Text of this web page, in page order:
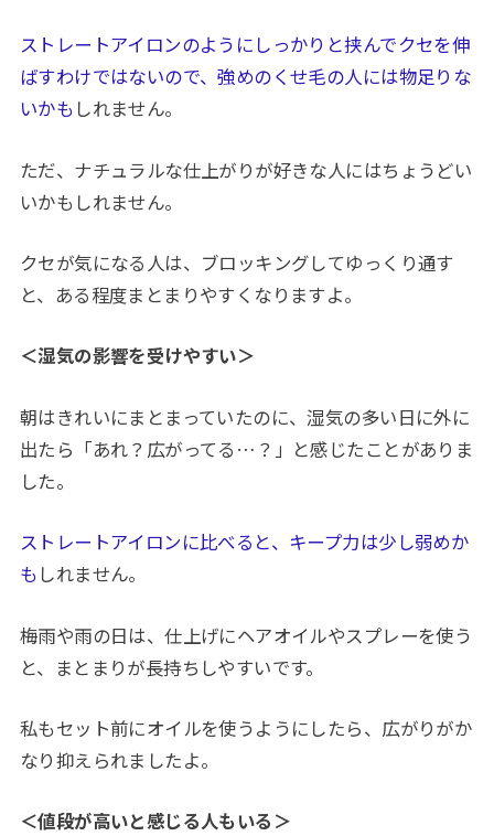
ストレートアイロンのようにしっかりと挟んでクセを伸
ばすわけではないので、強めのくせ毛の人には物足りな
いかも しれません。
ただ、ナチュラルな仕上がりが好きな人にはちょうどい
いかもしれません。
クセが気になる人は、ブロッキングしてゆっくり通す
と、ある程度まとまりやすくなりますよ。
＜湿気の影響を受けやすい＞
朝はきれいにまとまっていたのに、湿気の多い日に外に
出たら「あれ？広がってる…？」と感じたことがありま
した。
ストレートアイロンに比べると、キープ力は少し弱めか
も しれません。
梅雨や雨の日は、仕上げにヘアオイルやスプレーを使う
と、まとまりが長持ちしやすいです。
私もセット前にオイルを使うようにしたら、広がりがか
なり抑えられましたよ。
＜値段が高いと感じる人もいる＞